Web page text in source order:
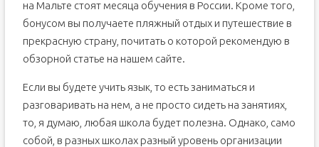
на Мальте стоят месяца обучения в России. Кроме того,
бонусом вы получаете пляжный отдых и путешествие в
прекрасную страну, почитать о которой рекомендую в
обзорной статье на нашем сайте.
Если вы будете учить язык, то есть заниматься и
разговаривать на нем, а не просто сидеть на занятиях,
то, я думаю, любая школа будет полезна. Однако, само
собой, в разных школах разный уровень организации